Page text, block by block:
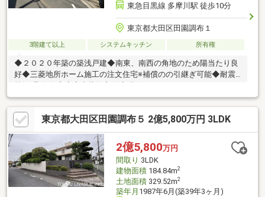
東急目黒線 多摩川駅 徒歩10分
東京都大田区田園調布１
3階建て以上 システムキッチン 所有権
◆２０２０年築の築浅戸建◆南東、南西の角地のため陽当たり良
好◆三菱地所ホーム施工の注文住宅※補償のの引継ぎ可能◆耐震
間取り変更可能◆充実の収納スペース◆約21畳の広々としたＬＤ
Ｋ◆角地のため駐車のしやすいカースペース◆１８２０サイズの
ゆったりとした浴室◆キッチンにパントリーが２か所有
東京都大田区田園調布５ 2億5,800万円 3LDK
2億5,800万円
間取り 3LDK
建物面積184.84m2
土地面積329.52m2
築年月 1987年6月(築39年3ヶ月)